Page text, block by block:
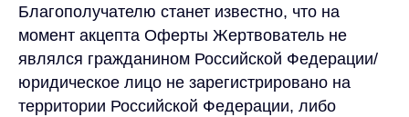
Благополучателю станет известно, что на
момент акцепта Оферты Жертвователь не
являлся гражданином Российской Федерации/
юридическое лицо не зарегистрировано на
территории Российской Федерации, либо